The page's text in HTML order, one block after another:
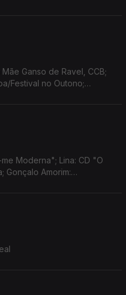
Ganso de Ravel, CCB;
Festival no Outono;
Moderna"; Lina: CD "O
Gonçalo Amorim: